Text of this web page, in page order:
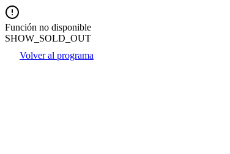
Función no disponible
SHOW_SOLD_OUT
Volver al programa